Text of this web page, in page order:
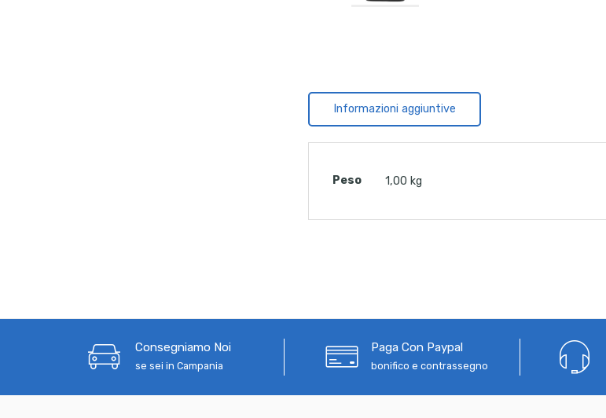
Informazioni aggiuntive
Peso 1,00 kg
Consegniamo Noi
se sei in Campania
Paga Con Paypal
bonifico e contrassegno